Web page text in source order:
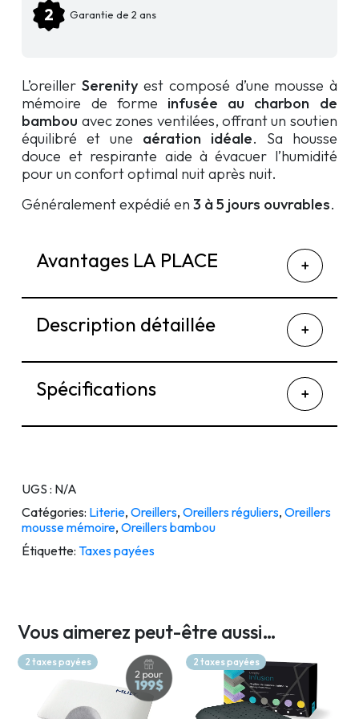
Garantie de 2 ans
L’oreiller Serenityest composé d’une mousse à
mémoire de forme infusée au charbon de
bambou avec zones ventilées, offrant un soutien
équilibré et une aération idéale. Sa housse
douce et respirante aide à évacuer l’humidité
pour un confort optimal nuit après nuit.
Généralement expédié en3 à 5 jours ouvrables.
Avantages LA PLACE
Description détaillée
Spécifications
UGS : N/A
Catégories: Literie,Oreillers,Oreillers réguliers,Oreillers
mousse mémoire,Oreillers bambou
Étiquette:Taxes payées
Vous aimerez peut-être aussi…
2 taxes payées 2 taxes payées